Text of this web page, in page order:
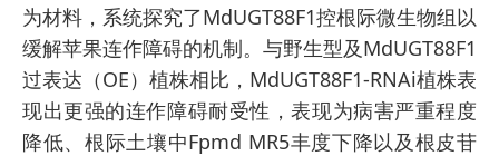
为材料，系统探究了MdUGT88F1控根际微生物组以
缓解苹果连作障碍的机制。与野生型及MdUGT88F1
过表达（OE）植株相比，MdUGT88F1-RNAi植株表
现出更强的连作障碍耐受性，表现为病害严重程度
降低、根际土壤中Fpmd MR5丰度下降以及根皮苷